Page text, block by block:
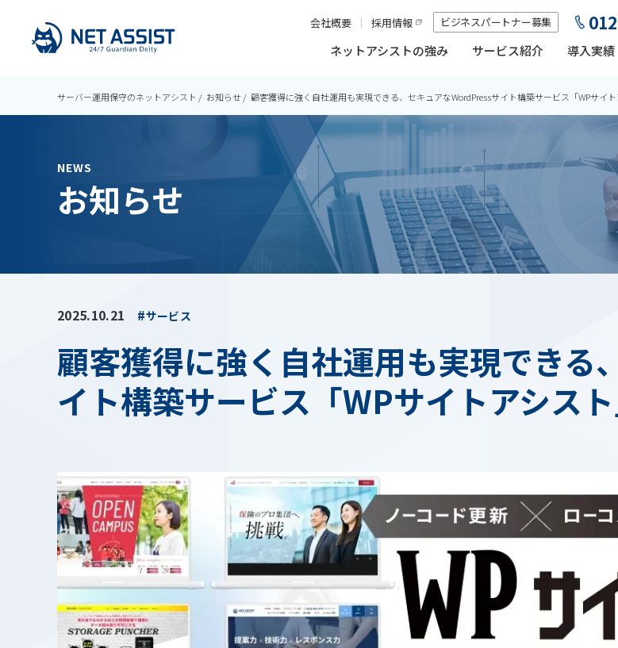
ネットアシストの強み サービス紹介 導入実績
会社概要 採用情報 ビジネスパートナー募集
サーバー運用保守のネットアシスト お知らせ 顧客獲得に強く自社運用も実現できる、セキュアなWordPressサイト構築サービス「WPサイ
NEWS
お知らせ
2025.10.21 サービス
顧客獲得に強く自社運用も実現できる
イト構築サービス「WPサイトアシス